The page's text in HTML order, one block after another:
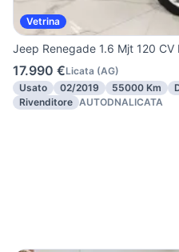
Vetrina
Jeep Renegade 1.6 Mjt 120 CV
17.990 €Licata (AG)
Usato
02/2019 55000 Km
Rivenditore AUTODNALICATA